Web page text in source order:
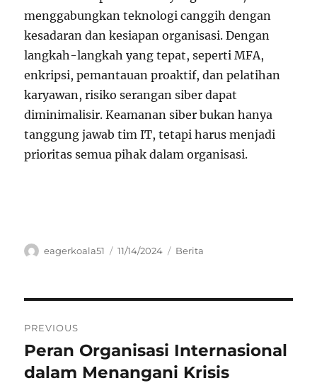
menggabungkan teknologi canggih dengan
kesadaran dan kesiapan organisasi. Dengan
langkah-langkah yang tepat, seperti MFA,
enkripsi, pemantauan proaktif, dan pelatihan
karyawan, risiko serangan siber dapat
diminimalisir. Keamanan siber bukan hanya
tanggung jawab tim IT, tetapi harus menjadi
prioritas semua pihak dalam organisasi.
Author
eagerkoala51
Posted
11/14/2024 Categories
Berita
pos
PREVIOUS
Previous
post:
Peran Organisasi Internasional
dalam Menangani Krisis